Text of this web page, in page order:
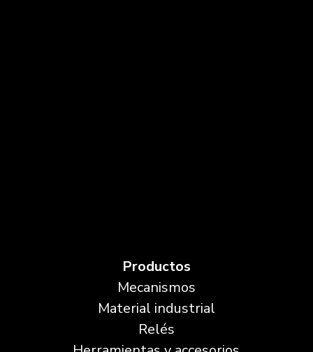
Productos
Mecanismos
Material industrial
Relés